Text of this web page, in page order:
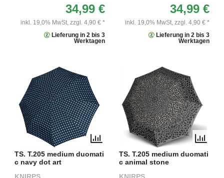
34,99 €
inkl. 19,0% MwSt, zzgl. 4,90 € *
Lieferung in 2 bis 3
Werktagen
34,99 €
inkl. 19,0% MwSt, zzgl. 4,90 € *
Lieferung in 2 bis 3
Werktagen
TS. T.205 medium duomati
c navy dot art
TS. T.205 medium duomati
c animal stone